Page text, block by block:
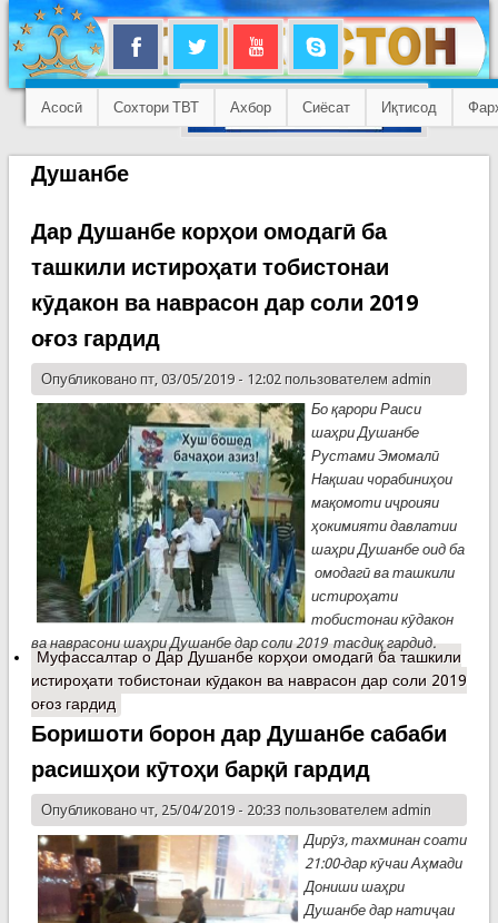
Асосӣ Сохтори ТВТ Ахбор Сиёсат Иқтисод
Душанбе
Дар Душанбе корҳои омодагӣ ба
ташкили истироҳати тобистонаи
кӯдакон ва наврасон дар соли 2019
оғоз гардид
Опубликовано пт, 03/05/2019 - 12:02 пользователем admin
Бо қарори Раиси
шаҳри Душанбе
Рустами Эмомалӣ
Нақшаи чорабиниҳои
мақомоти иҷроияи
ҳокимияти давлатии
шаҳри Душанбе оид ба
омодагӣ ва ташкили
истироҳати
тобистонаи кӯдакон
ва наврасони шаҳри Душанбе дар соли 2019 тасдиқ гардид.
Муфассалтаро Дар Душанбе корҳои омодагӣ ба ташкили
истироҳати тобистонаи кӯдакон ва наврасон дар соли 2019
оғоз гардид
Боришоти борон дар Душанбе сабаби
расишҳои кӯтоҳи барқӣ гардид
Опубликовано чт, 25/04/2019 - 20:33 пользователем admin
Дирӯз, тахминан соати
21:00-дар кӯчаи Аҳмади
Дониши шаҳри
Душанбе дар натиҷаи